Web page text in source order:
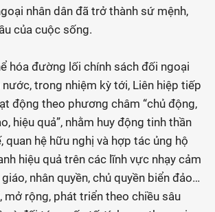
nhân dân đã trở thành sứ mệnh,
của cuộc sống.
hóa đường lối chính sách đối ngoại
trong nhiệm kỳ tới, Liên hiệp tiếp
động theo phương châm “chủ động,
hiệu quả”, nhằm huy động tinh thần
quan hệ hữu nghị và hợp tác ủng hộ
hiệu quả trên các lĩnh vực nhạy cảm
nhân quyền, chủ quyền biển đảo…
mở rộng, phát triển theo chiều sâu